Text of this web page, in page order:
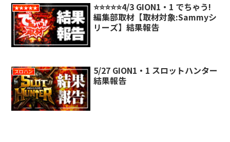
★★★★★
⭐️⭐️⭐️⭐️⭐️4/3 GION1・1 でちゃう!
編集部取材【取材対象:Sammyシ
リーズ】結果報告
スロハン
5/27 GION1・1 スロットハンター
結果報告